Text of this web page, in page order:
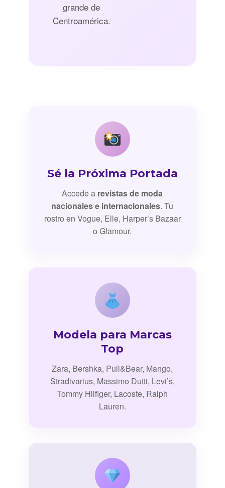
grande de
Centroamérica.
Sé la Próxima Portada
Accede a revistas de moda
nacionales e internacionales. Tu
rostro en Vogue, Elle, Harper’s Bazaar
o Glamour.
Modela para Marcas
Top
Zara, Bershka, Pull&Bear, Mango,
Stradivarius, Massimo Dutti, Levi’s,
Tommy Hilfiger, Lacoste, Ralph
Lauren.